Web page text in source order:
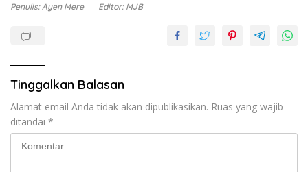
Penulis: Ayen Mere Editor: MJB
Tinggalkan Balasan
Alamat email Anda tidak akan dipublikasikan. Ruas yang wajib
ditandai *